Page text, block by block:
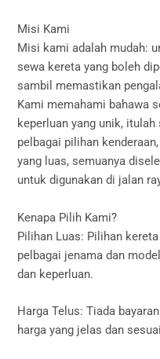
Misi Kami
Misi kami adalah mudah:
sewa kereta yang boleh
sambil memastikan
Kami memahami bahawa
keperluan yang unik,
pelbagai pilihan
yang luas, semuanya
untuk digunakan di jalan
Kenapa Pilih Kami?
Pilihan Luas: Pilihan
pelbagai jenama dan
dan keperluan.
Harga Telus: Tiada
harga yang jelas dan